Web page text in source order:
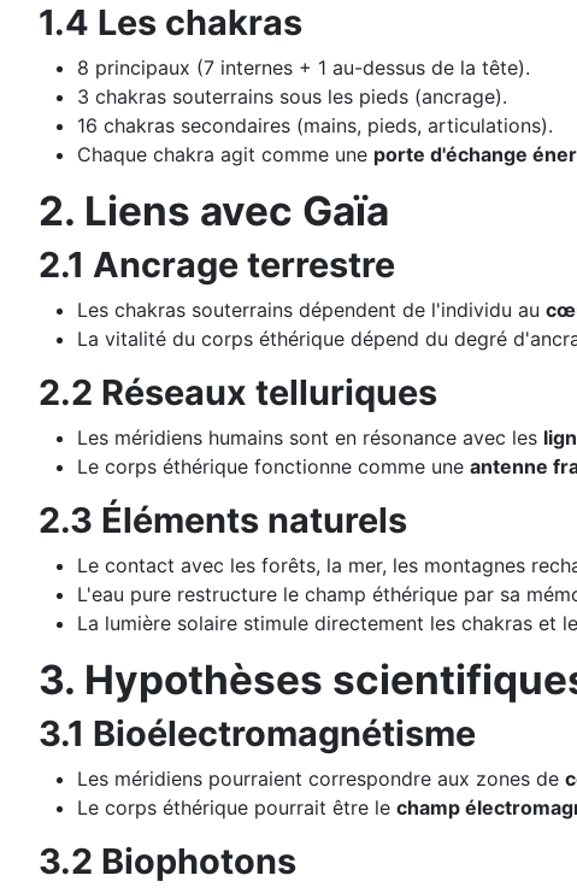
1.4 Les chakras
8 principaux (7 internes + 1 au-dessus de la tête).
3 chakras souterrains sous les pieds (ancrage).
16 chakras secondaires (mains, pieds, articulations).
Chaque chakra agit comme une porte d'échange
2. Liens avec Gaïa
2.1 Ancrage terrestre
Les chakras souterrains dépendent de l'individu au
La vitalité du corps éthérique dépend du degré
2.2 Réseaux telluriques
Les méridiens humains sont en résonance avec les
Le corps éthérique fonctionne comme une antenne
2.3 Éléments naturels
Le contact avec les forêts, la mer, les montagnes
L'eau pure restructure le champ éthérique par sa
La lumière solaire stimule directement les chakras et
3. Hypothèses
3.1 Bioélectromagnétisme
Les méridiens pourraient correspondre aux zones de
Le corps éthérique pourrait être le champ
3.2 Biophotons